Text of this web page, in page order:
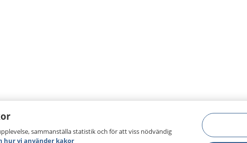
sammanställa statistik och för att viss nödvändig
hur vi använder kakor